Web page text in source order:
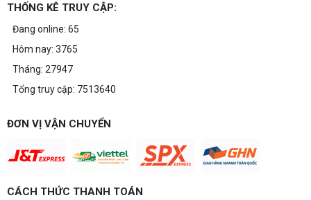
THỐNG KÊ TRUY CẬP:
Đang online: 65
Hôm nay: 3765
Tháng: 27947
Tổng truy cập: 7513640
ĐƠN VỊ VẬN CHUYỂN
CÁCH THỨC THANH TOÁN